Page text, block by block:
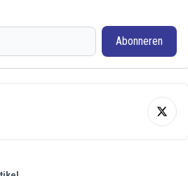
Abonneren